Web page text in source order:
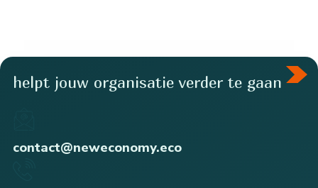
helpt jouw organisatie verder te gaan
contact@neweconomy.eco